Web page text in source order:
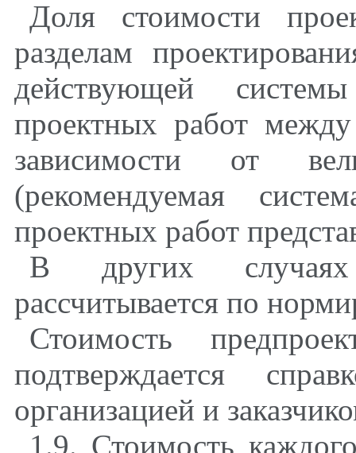
Доля стоимости
разделам
действующей
проектных работ
зависимости от
(рекомендуемая
проектных работ
В других случаях
рассчитывается по
Стоимость
подтверждается
организацией и
1.9. Стоимость